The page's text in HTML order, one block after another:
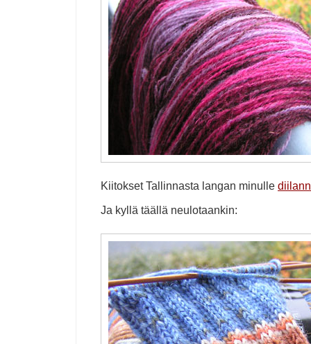
Kiitokset Tallinnasta langan minulle
Ja kyllä täällä neulotaankin: